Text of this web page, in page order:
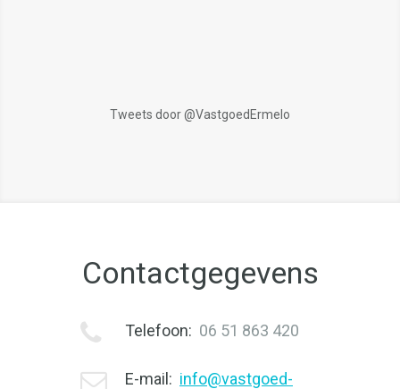
Tweets door @VastgoedErmelo
Contactgegevens
Telefoon: 06 51 863 420
E-mail: info@vastgoed-